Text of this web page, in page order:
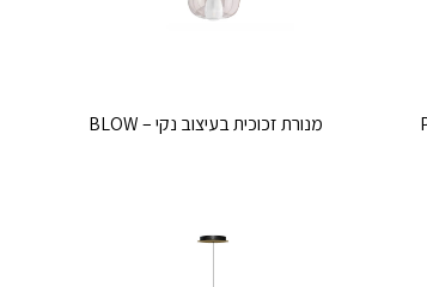
מנורת זכוכית בעיצוב נקי – BLOW